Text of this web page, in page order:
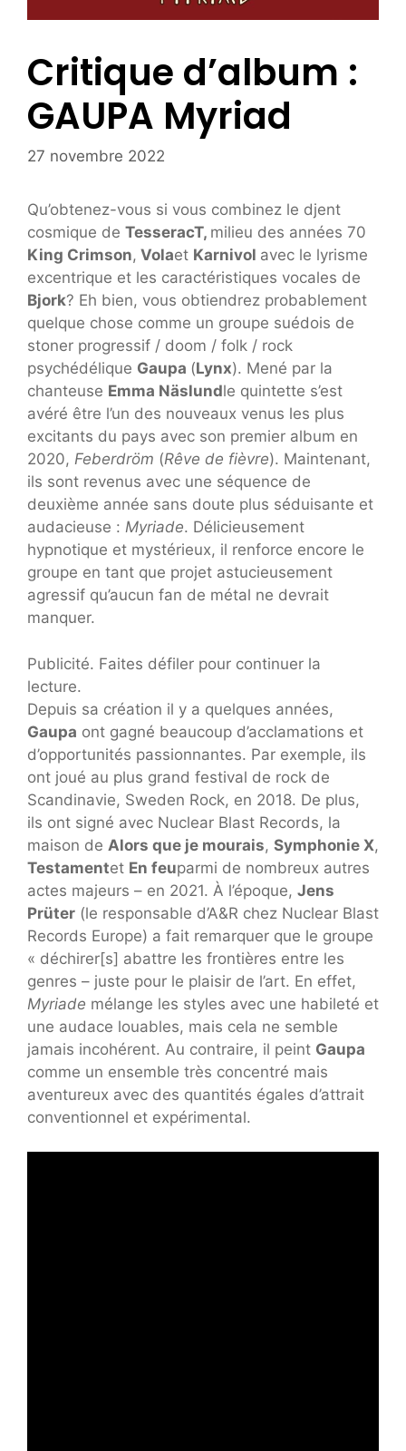
Critique d’album :
GAUPA Myriad
27 novembre 2022
Qu’obtenez-vous si vous combinez le djent
cosmique de TesseracT, milieu des années 70
King Crimson, Volaet Karnivol avec le lyrisme
excentrique et les caractéristiques vocales de
Bjork? Eh bien, vous obtiendrez probablement
quelque chose comme un groupe suédois de
stoner progressif / doom / folk / rock
psychédélique Gaupa (Lynx). Mené par la
chanteuse Emma Näslundle quintette s’est
avéré être l’un des nouveaux venus les plus
excitants du pays avec son premier album en
2020, Feberdröm (Rêve de fièvre). Maintenant,
ils sont revenus avec une séquence de
deuxième année sans doute plus séduisante et
audacieuse : Myriade. Délicieusement
hypnotique et mystérieux, il renforce encore le
groupe en tant que projet astucieusement
agressif qu’aucun fan de métal ne devrait
manquer.
Publicité. Faites défiler pour continuer la
lecture.
Depuis sa création il y a quelques années,
Gaupa ont gagné beaucoup d’acclamations et
d’opportunités passionnantes. Par exemple, ils
ont joué au plus grand festival de rock de
Scandinavie, Sweden Rock, en 2018. De plus,
ils ont signé avec Nuclear Blast Records, la
maison de Alors que je mourais, Symphonie X,
Testamentet En feuparmi de nombreux autres
actes majeurs – en 2021. À l’époque, Jens
Prüter (le responsable d’A&R chez Nuclear Blast
Records Europe) a fait remarquer que le groupe
« déchirer[s] abattre les frontières entre les
genres – juste pour le plaisir de l’art. En effet,
Myriade mélange les styles avec une habileté et
une audace louables, mais cela ne semble
jamais incohérent. Au contraire, il peint Gaupa
comme un ensemble très concentré mais
aventureux avec des quantités égales d’attrait
conventionnel et expérimental.